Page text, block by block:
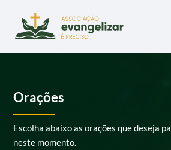
Orações
Escolha abaixo as orações que deseja
neste momento.